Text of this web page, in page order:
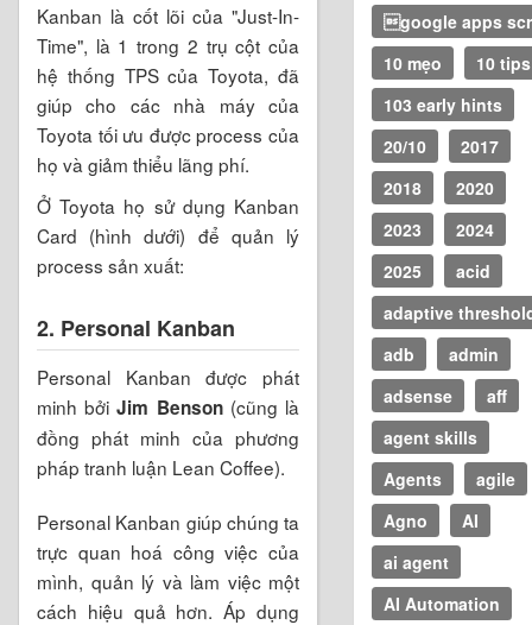
Kanban là cốt lõi của "Just-In-
Time", là 1 trong 2 trụ cột của
hệ thống TPS của Toyota, đã
giúp cho các nhà máy của
Toyota tối ưu được process của
họ và giảm thiểu lãng phí.
Ở Toyota họ sử dụng Kanban
Card (hình dưới) để quản lý
process sản xuất:
2. Personal Kanban
Personal Kanban được phát
minh bởiJim Benson(cũng là
đồng phát minh của phương
pháp tranh luận Lean Coffee).
Personal Kanban giúp chúng ta
trực quan hoá công việc của
mình, quản lý và làm việc một
cách hiệu quả hơn. Áp dụng
google apps
10 mẹo
10 tips
103 early hints
20/10
2017
2018
2020
2023
2024
2025
acid
adaptive
adb
admin
adsense
aff
agent skills
Agents
agile
Agno
AI
ai agent
AI Automation